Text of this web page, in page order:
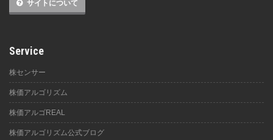
サイトについて
Service
株センサー
株価アルゴリズム
株価アルゴREAL
株価アルゴリズム公式ブログ